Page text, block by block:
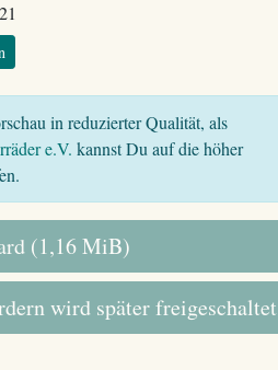
in reduzierter Qualität, als
e.V. kannst Du auf die höher
(1,16 MiB)
wird später freigeschaltet